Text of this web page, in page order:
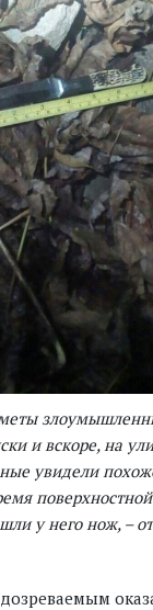
и вскоре, на
увидели
у него нож, –